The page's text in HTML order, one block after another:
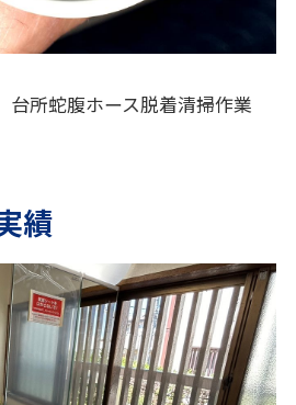
台所蛇腹ホース脱着清掃作業
績